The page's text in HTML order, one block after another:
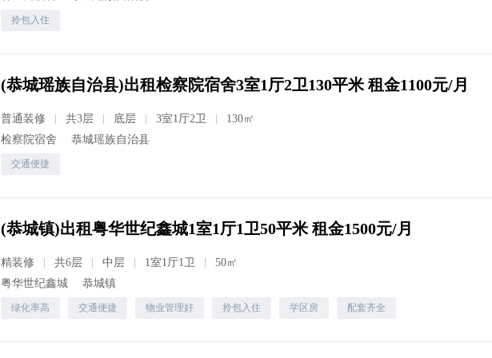
拎包入住
(恭城瑶族自治县)出租检察院宿舍3室1厅2卫130平米 租金1100元/月
普通装修 共3层 底层 3室1厅2卫
130㎡
检察院宿舍
恭城瑶族自治县
交通便捷
(恭城镇)出租粤华世纪鑫城1室1厅1卫50平米 租金1500元/月
精装修 共6层 中层 1室1厅1卫
50㎡
粤华世纪鑫城
恭城镇
绿化率高 交通便捷 物业管理好 拎包入住 学区房 配套齐全